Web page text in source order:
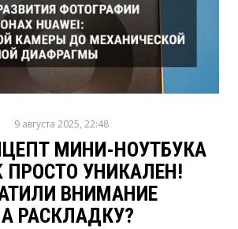
9 августа 2025, 22:48
МИНИ-НОУТБУКА
ПРОСТО УНИКАЛЕН!
ВНИМАНИЕ
РАСКЛАДКУ?